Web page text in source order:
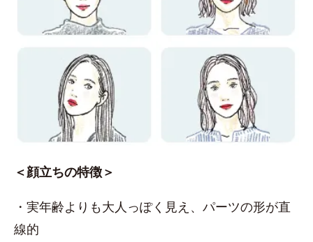
＜顔立ちの特徴＞
・実年齢よりも大人っぽく見え、パーツの形が直
線的